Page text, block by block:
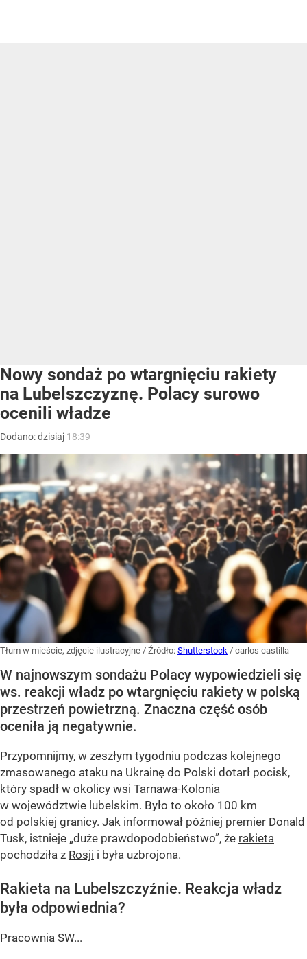
Nowy sondaż po wtargnięciu rakiety
na Lubelszczyznę. Polacy surowo
ocenili władze
Dodano:dzisiaj 18:39
Tłum w mieście, zdjęcie ilustracyjne / Źródło: Shutterstock / carlos castilla
W najnowszym sondażu Polacy wypowiedzieli się
ws. reakcji władz po wtargnięciu rakiety w polską
przestrzeń powietrzną. Znaczna część osób
oceniła ją negatywnie.
Przypomnijmy, w zeszłym tygodniu podczas kolejnego
zmasowanego ataku na Ukrainę do Polski dotarł pocisk,
który spadł w okolicy wsi Tarnawa-Kolonia
w województwie lubelskim. Było to około 100 km
od polskiej granicy. Jak informował później premier Donald
Tusk, istnieje „duże prawdopodobieństwo”, że rakieta
pochodziła z Rosji i była uzbrojona.
Rakieta na Lubelszczyźnie. Reakcja władz
była odpowiednia?
Pracownia SW...